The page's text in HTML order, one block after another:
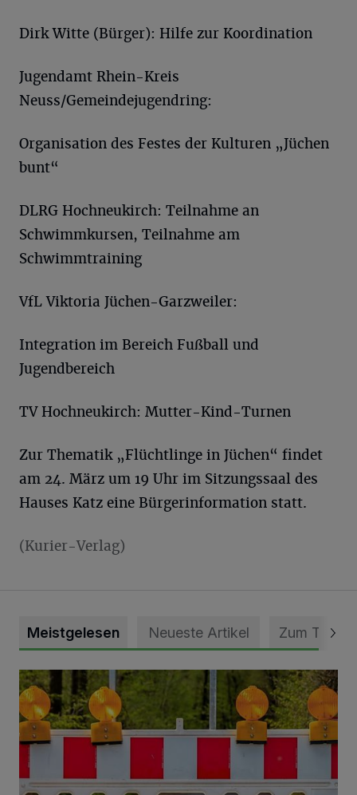
Dirk Witte (Bürger): Hilfe zur Koordination
Jugendamt Rhein-Kreis
Neuss/Gemeindejugendring:
Organisation des Festes der Kulturen „Jüchen
bunt“
DLRG Hochneukirch: Teilnahme an
Schwimmkursen, Teilnahme am
Schwimmtraining
VfL Viktoria Jüchen-Garzweiler:
Integration im Bereich Fußball und
Jugendbereich
TV Hochneukirch: Mutter-Kind-Turnen
Zur Thematik „Flüchtlinge in Jüchen“ findet
am 24. März um 19 Uhr im Sitzungssaal des
Hauses Katz eine Bürgerinformation statt.
(Kurier-Verlag)
Meistgelesen Neueste Artikel Zum Thema
Vollsperrung der Talstraße in Grevenbroich-Kapellen